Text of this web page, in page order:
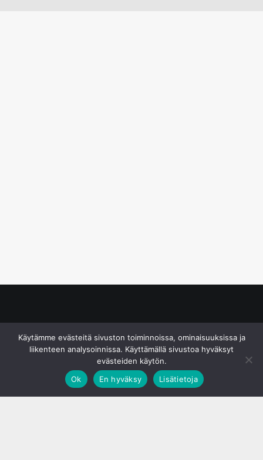
Käytämme evästeitä sivuston toiminnoissa, ominaisuuksissa ja
liikenteen analysoinnissa. Käyttämällä sivustoa hyväksyt
evästeiden käytön.
Ok
En hyväksy Lisätietoja